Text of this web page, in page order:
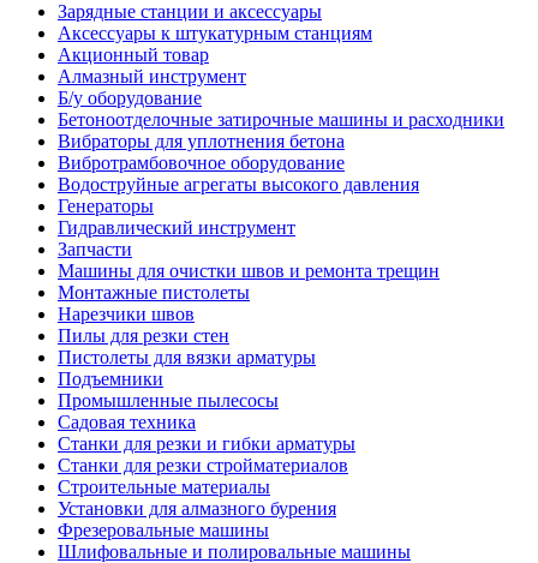
Зарядные станции и аксессуары
Аксессуары к штукатурным станциям
Акционный товар
Алмазный инструмент
Б/у оборудование
Бетоноотделочные затирочные машины и расходники
Вибраторы для уплотнения бетона
Вибротрамбовочное оборудование
Водоструйные агрегаты высокого давления
Генераторы
Гидравлический инструмент
Запчасти
Машины для очистки швов и ремонта трещин
Монтажные пистолеты
Нарезчики швов
Пилы для резки стен
Пистолеты для вязки арматуры
Подъемники
Промышленные пылесосы
Садовая техника
Станки для резки и гибки арматуры
Станки для резки стройматериалов
Строительные материалы
Установки для алмазного бурения
Фрезеровальные машины
Шлифовальные и полировальные машины